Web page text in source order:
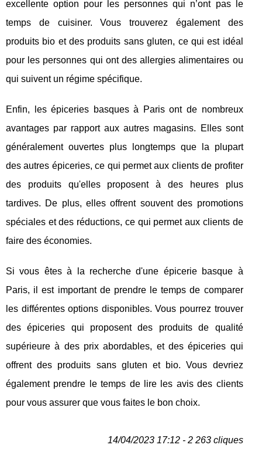
excellente option pour les personnes qui n’ont pas le
temps de cuisiner. Vous trouverez également des
produits bio et des produits sans gluten, ce qui est idéal
pour les personnes qui ont des allergies alimentaires ou
qui suivent un régime spécifique.
Enfin, les épiceries basques à Paris ont de nombreux
avantages par rapport aux autres magasins. Elles sont
généralement ouvertes plus longtemps que la plupart
des autres épiceries, ce qui permet aux clients de profiter
des produits qu'elles proposent à des heures plus
tardives. De plus, elles offrent souvent des promotions
spéciales et des réductions, ce qui permet aux clients de
faire des économies.
Si vous êtes à la recherche d'une épicerie basque à
Paris, il est important de prendre le temps de comparer
les différentes options disponibles. Vous pourrez trouver
des épiceries qui proposent des produits de qualité
supérieure à des prix abordables, et des épiceries qui
offrent des produits sans gluten et bio. Vous devriez
également prendre le temps de lire les avis des clients
pour vous assurer que vous faites le bon choix.
14/04/2023 17:12 - 2 263 cliques